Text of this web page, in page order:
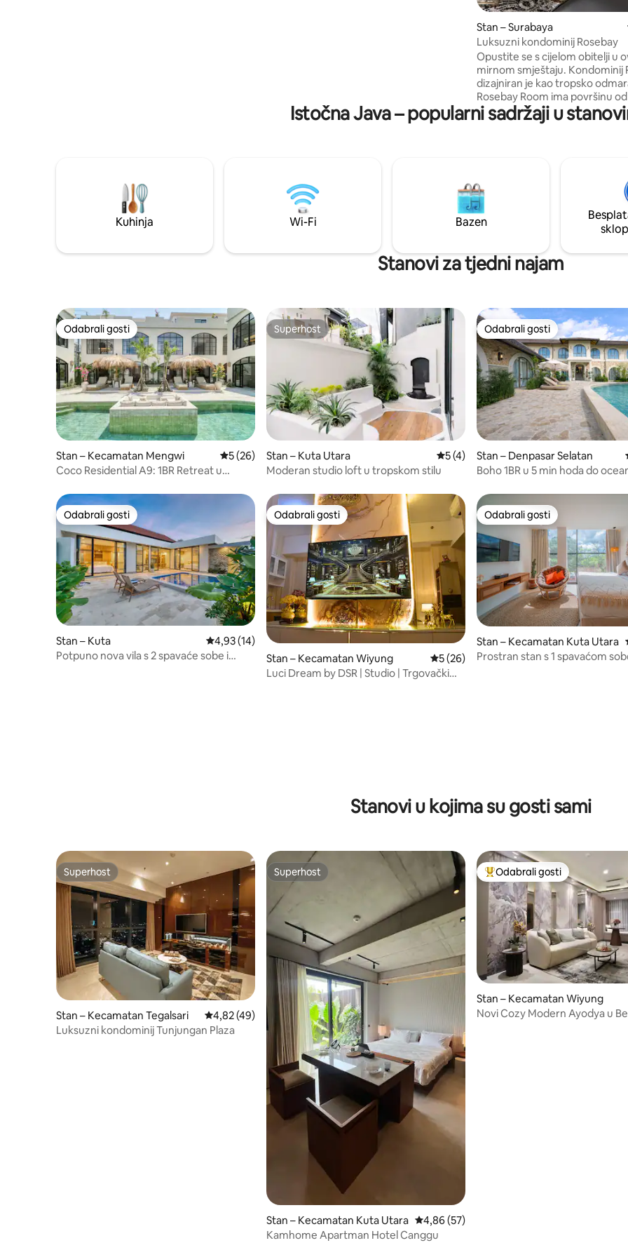
Stan – Surabaya
Luksuzni kondominij Rosebay
Opustite se s cijelom obitelji u
mirnom smještaju. Kondominij Rosebay
dizajniran je kao tropsko
Rosebay Room ima površinu
Smješten na strateškoj lokaciji, u
najvećeg trgovačkog centra u
se također nalazi u elitnom
obitelji Graha. Prostor ima 2 spavaće
sobe, 2 tuša, kuhinju i dnevni
Bazen za teretanu s pristupom
Prostor za roštilj za trčanje
Istočna Java – popularni sadržaji u
Kuhinja Wi-Fi Bazen
Stanovi za tjedni najam
Odabrali gosti
Odabrali gosti
Stan – Kecamatan Mengwi Prosječna ocjena: 5/5, recenzija: 26
5 (26)
Coco Residential A9: 1BR Retreat u
Superhost
Superhost
Stan – Kuta Utara Prosječna ocjena: 5/5, recenzija: 4
5 (4)
Moderan studio loft u tropskom stilu
Odabrali gosti
Odabrali gosti
Stan – Denpasar Selatan
Boho 1BR u 5 min hoda do
Odabrali gosti
Odabrali gosti
Stan – Kuta Prosječna ocjena: 4,93/5, recenzija: 14
4,93 (14)
Potpuno nova vila s 2 spavaće sobe i
Odabrali gosti
Odabrali gosti
Stan – Kecamatan Wiyung Prosječna ocjena: 5/5, recenzija: 26
5 (26)
Luci Dream by DSR | Studio | Trgovački
Odabrali gosti
Odabrali gosti
Stan – Kecamatan Kuta Utara
Prostran stan s 1 spavaćom
Stanovi u kojima su gosti sami
Superhost
Superhost
Stan – Kecamatan Tegalsari Prosječna ocjena: 4,82/5, recenzija: 49
4,82 (49)
Luksuzni kondominij Tunjungan Plaza
Superhost
Superhost
Stan – Kecamatan Kuta Utara Prosječna ocjena: 4,86/5, recenzija: 57
4,86 (57)
Kamhome Apartman Hotel Canggu
Među najviše rangiranima s
Odabrali gosti
Stan – Kecamatan Wiyung
Novi Cozy Modern Ayodya u